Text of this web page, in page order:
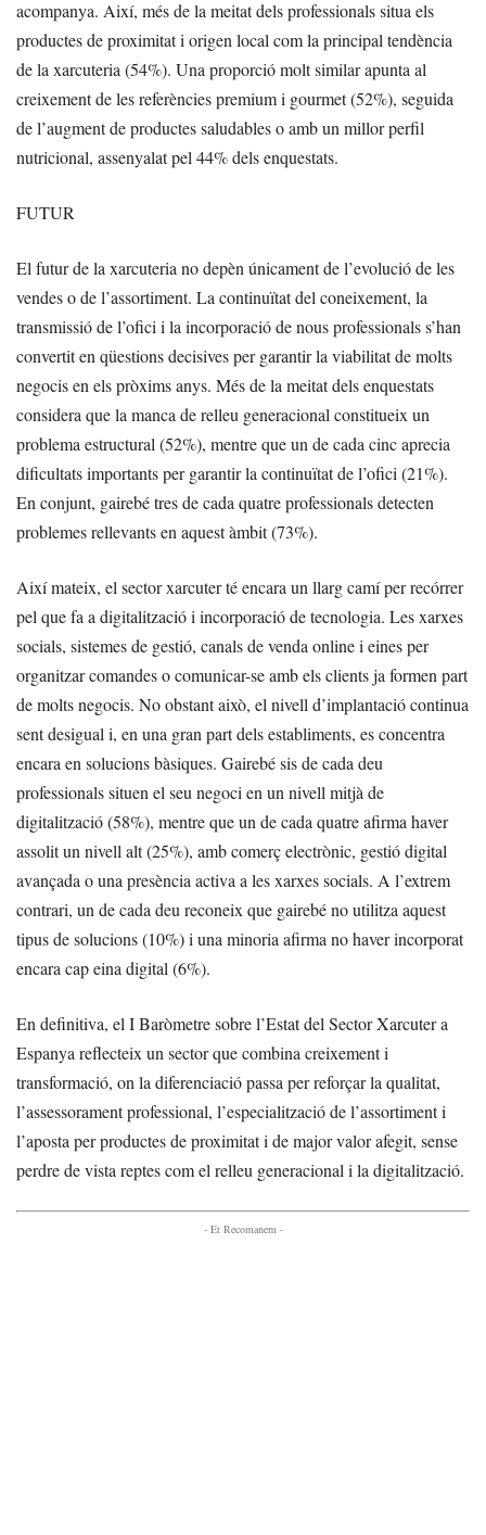
acompanya. Així, més de la meitat dels professionals situa els
productes de proximitat i origen local com la principal tendència
de la xarcuteria (54%). Una proporció molt similar apunta al
creixement de les referències premium i gourmet (52%), seguida
de l’augment de productes saludables o amb un millor perfil
nutricional, assenyalat pel 44% dels enquestats.
FUTUR
El futur de la xarcuteria no depèn únicament de l’evolució de les
vendes o de l’assortiment. La continuïtat del coneixement, la
transmissió de l’ofici i la incorporació de nous professionals s’han
convertit en qüestions decisives per garantir la viabilitat de molts
negocis en els pròxims anys. Més de la meitat dels enquestats
considera que la manca de relleu generacional constitueix un
problema estructural (52%), mentre que un de cada cinc aprecia
dificultats importants per garantir la continuïtat de l’ofici (21%).
En conjunt, gairebé tres de cada quatre professionals detecten
problemes rellevants en aquest àmbit (73%).
Així mateix, el sector xarcuter té encara un llarg camí per recórrer
pel que fa a digitalització i incorporació de tecnologia. Les xarxes
socials, sistemes de gestió, canals de venda online i eines per
organitzar comandes o comunicar-se amb els clients ja formen part
de molts negocis. No obstant això, el nivell d’implantació continua
sent desigual i, en una gran part dels establiments, es concentra
encara en solucions bàsiques. Gairebé sis de cada deu
professionals situen el seu negoci en un nivell mitjà de
digitalització (58%), mentre que un de cada quatre afirma haver
assolit un nivell alt (25%), amb comerç electrònic, gestió digital
avançada o una presència activa a les xarxes socials. A l’extrem
contrari, un de cada deu reconeix que gairebé no utilitza aquest
tipus de solucions (10%) i una minoria afirma no haver incorporat
encara cap eina digital (6%).
En definitiva, el I Baròmetre sobre l’Estat del Sector Xarcuter a
Espanya reflecteix un sector que combina creixement i
transformació, on la diferenciació passa per reforçar la qualitat,
l’assessorament professional, l’especialització de l’assortiment i
l’aposta per productes de proximitat i de major valor afegit, sense
perdre de vista reptes com el relleu generacional i la digitalització.
- Et Recomanem -